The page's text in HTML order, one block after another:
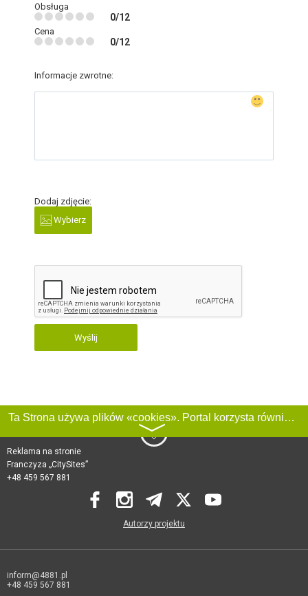
Obsługa
0/12
Cena
0/12
Informacje zwrotne:
Dodaj zdjęcie:
Wybierz
Wyślij
Ta Strona używa plików «cookies». Portal korzysta również z serwisu internetowego do zbierania danych technicznych o odwiedzających w celu uzyskania informacji marketingowych i statystycznych. Warunki przetwarzania danych odwiedzających Stronę, patrz:
〉
Reklama na stronie
Franczyza „CitySites”
+48 459 567 881
Autorzy projektu
inform@4881.pl
+48 459 567 881